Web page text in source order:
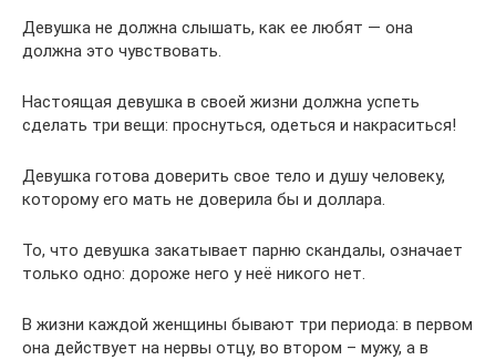
Девушка не должна слышать, как ее любят — она
должна это чувствовать.
Настоящая девушка в своей жизни должна успеть
сделать три вещи: проснуться, одеться и накраситься!
Девушка готова доверить свое тело и душу человеку,
которому его мать не доверила бы и доллара.
То, что девушка закатывает парню скандалы, означает
только одно: дороже него у неё никого нет.
В жизни каждой женщины бывают три периода: в первом
она действует на нервы отцу, во втором – мужу, а в